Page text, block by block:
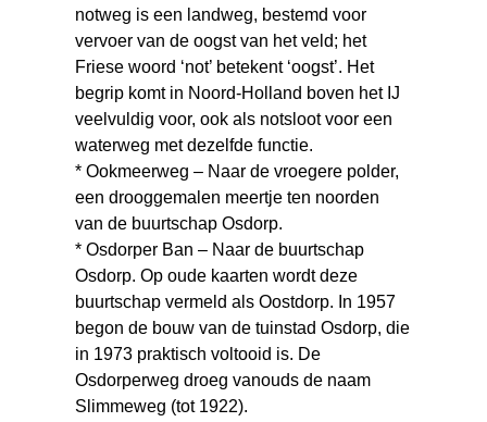
notweg is een landweg, bestemd voor
vervoer van de oogst van het veld; het
Friese woord ‘not’ betekent ‘oogst’. Het
begrip komt in Noord-Holland boven het IJ
veelvuldig voor, ook als notsloot voor een
waterweg met dezelfde functie.
* Ookmeerweg – Naar de vroegere polder,
een drooggemalen meertje ten noorden
van de buurtschap Osdorp.
* Osdorper Ban – Naar de buurtschap
Osdorp. Op oude kaarten wordt deze
buurtschap vermeld als Oostdorp. In 1957
begon de bouw van de tuinstad Osdorp, die
in 1973 praktisch voltooid is. De
Osdorperweg droeg vanouds de naam
Slimmeweg (tot 1922).